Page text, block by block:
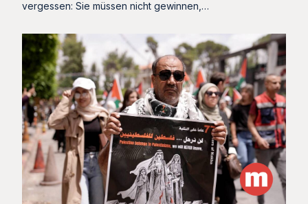
vergessen: Sie müssen nicht gewinnen,…